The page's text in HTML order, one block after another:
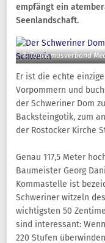
empfängt ein
Seenlandschaft.
© Tourismusverband
Er ist die echte
Vorpommern und
der Schweriner Dom
Backsteingotik, zum
der Rostocker Kirche
Genau 117,5 Meter
Baumeister Georg
Kommastelle ist
Schweriner witzeln
wichtigsten 50
sind interessant:
220 Stufen